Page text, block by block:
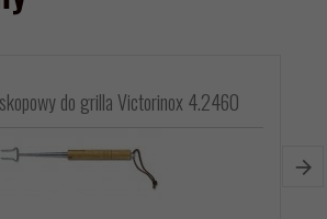
do grilla Victorinox 4.2460